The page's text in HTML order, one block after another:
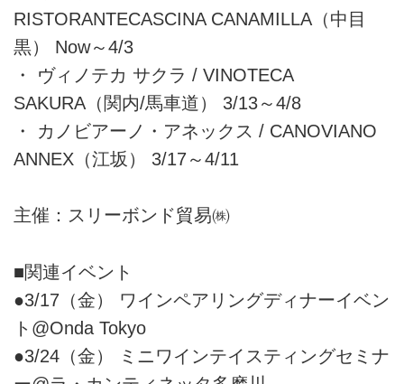
RISTORANTECASCINA CANAMILLA（中目
黒） Now～4/3
・ ヴィノテカ サクラ / VINOTECA
SAKURA（関内/馬車道） 3/13～4/8
・ カノビアーノ・アネックス / CANOVIANO
ANNEX（江坂） 3/17～4/11
主催：スリーボンド貿易㈱
■関連イベント
●3/17（金） ワインペアリングディナーイベン
ト@Onda Tokyo
●3/24（金） ミニワインテイスティングセミナ